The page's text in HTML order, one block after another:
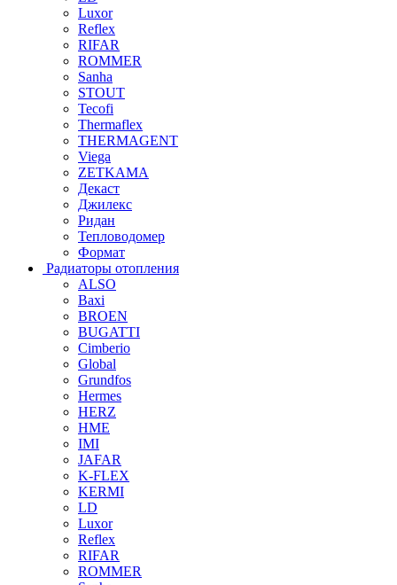
Luxor
Reflex
RIFAR
ROMMER
Sanha
STOUT
Tecofi
Thermaflex
THERMAGENT
Viega
ZETKAMA
Декаст
Джилекс
Ридан
Тепловодомер
Формат
Радиаторы отопления
ALSO
Baxi
BROEN
BUGATTI
Cimberio
Global
Grundfos
Hermes
HERZ
HME
IMI
JAFAR
K-FLEX
KERMI
LD
Luxor
Reflex
RIFAR
ROMMER